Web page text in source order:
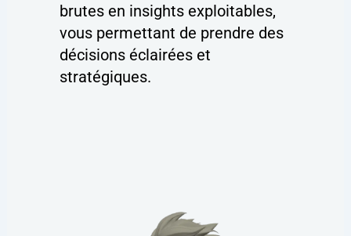
brutes en insights exploitables,
vous permettant de prendre des
décisions éclairées et
stratégiques.